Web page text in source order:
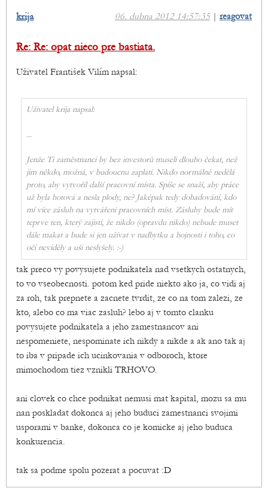
06. dubna 2012 14:57:35| reagovat
krija
Re: Re: opat nieco pre bastiata.
Uživatel František Vilím napsal:
Uživatel krija napsal:
...
Jenže Ti zaměstnanci by bez investorů museli dlouho čekat, než
jim někdo, možná, v budoucnu zaplatí. Nikdo normálně nedělá
proto, aby vytvořil další pracovní místa. Spíše se snaží, aby práce
už byla hotová a nesla plody, ne? Jaképak tedy dohadování, kdo
mí více zásluh na vytvářeni pracovních míst. Zásluhy bude mít
teprve ten, který zajistí, že nikdo (opravdu nikdo) nebude muset
dále makat a bude si jen užívat v nadbytku a hojnosti i toho, co
oči neviděly a uši neslyšely. :-)
tak preco vy povysujete podnikatela nad vsetkych ostatnych,
to vo vseobecnosti. potom ked pride niekto ako ja, co vidi aj
za roh, tak prepnete a zacnete tvrdit, ze co na tom zalezi, ze
kto, alebo co ma viac zasluh? lebo aj v tomto clanku
povysujete podnikatela a jeho zamestnancov ani
nespomeniete, nespominate ich nikdy a nikde a ak ano tak aj
to iba v pripade ich ucinkovania v odboroch, ktore
mimochodom tiez vznikli TRHOVO.
ani clovek co chce podnikat nemusi mat kapital, mozu sa mu
nan poskladat dokonca aj jeho buduci zamestnanci svojimi
usporami v banke, dokonca co je komicke aj jeho buduca
konkurencia.
tak sa podme spolu pozerat a pocuvat :D